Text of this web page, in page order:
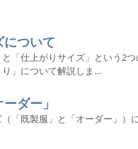
について
「仕上がりサイズ」という2つ
」について解説しま…
ダー」
「既製服」と「オーダー」）